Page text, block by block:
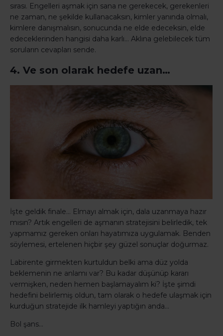
sırası. Engelleri aşmak için sana ne gerekecek, gerekenleri
ne zaman, ne şekilde kullanacaksın, kimler yanında olmalı,
kimlere danışmalısın, sonucunda ne elde edeceksin, elde
edeceklerinden hangisi daha karlı… Aklına gelebilecek tüm
soruların cevapları sende.
4. Ve son olarak hedefe uzan…
İşte geldik finale… Elmayı almak için, dala uzanmaya hazır
mısın? Artık engelleri de aşmanın stratejisini belirledik, tek
yapmamız gereken onları hayatımıza uygulamak. Benden
söylemesi, ertelenen hiçbir şey güzel sonuçlar doğurmaz.
Labirente girmekten kurtuldun belki ama düz yolda
beklemenin ne anlamı var? Bu kadar düşünüp kararı
vermişken, neden hemen başlamayalım ki? İşte şimdi
hedefini belirlemiş oldun, tam olarak o hedefe ulaşmak için
kurduğun stratejide ilk hamleyi yaptığın anda…
Bol şans…